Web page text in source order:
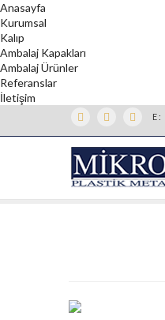
Anasayfa
Kurumsal
Kalıp
Ambalaj Kapakları
Ambalaj Ürünler
Referanslar
İletişim
E :